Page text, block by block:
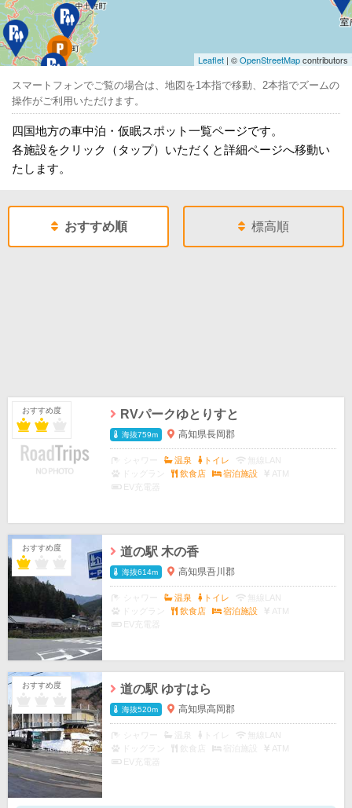
Leaflet | ©OpenStreetMapcontributors
スマートフォンでご覧の場合は、地図を1本指で移動、2本指でズームの
操作がご利用いただけます。
四国地方の車中泊・仮眠スポット一覧ページです。
各施設をクリック（タップ）いただくと詳細ページへ移動い
たします。
おすすめ順 標高順
おすすめ度 RVパークゆとりすと
海抜759m 高知県長岡郡
温泉 トイレ
無線LAN
ドッグラン
飲食店 宿泊施設
ATM
EV充電器
おすすめ度 道の駅 木の香
海抜614m 高知県吾川郡
温泉 トイレ
無線LAN
ドッグラン
飲食店 宿泊施設
ATM
EV充電器
おすすめ度 道の駅 ゆすはら
海抜520m 高知県高岡郡
無線LAN
ドッグラン
飲食店 宿泊施設
ATM
EV充電器